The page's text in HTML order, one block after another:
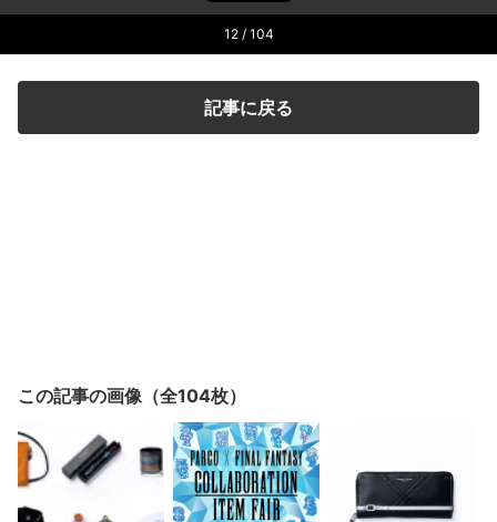
12/ 104
記事に戻る
この記事の画像（全104枚）